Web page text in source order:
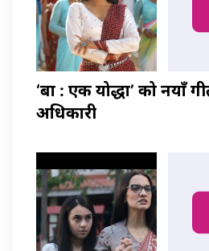
‘बा : एक योद्धा’ को नयाँ
अधिकारी